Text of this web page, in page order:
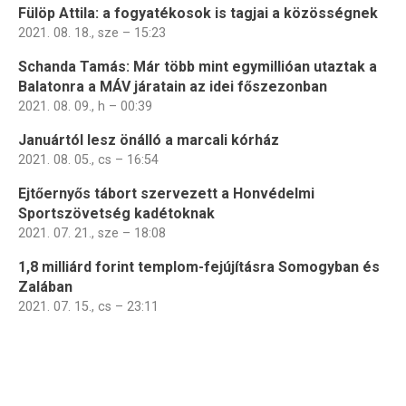
Fülöp Attila: a fogyatékosok is tagjai a közösségnek
2021. 08. 18., sze – 15:23
Schanda Tamás: Már több mint egymillióan utaztak a
Balatonra a MÁV járatain az idei főszezonban
2021. 08. 09., h – 00:39
Januártól lesz önálló a marcali kórház
2021. 08. 05., cs – 16:54
Ejtőernyős tábort szervezett a Honvédelmi
Sportszövetség kadétoknak
2021. 07. 21., sze – 18:08
1,8 milliárd forint templom-fejújításra Somogyban és
Zalában
2021. 07. 15., cs – 23:11